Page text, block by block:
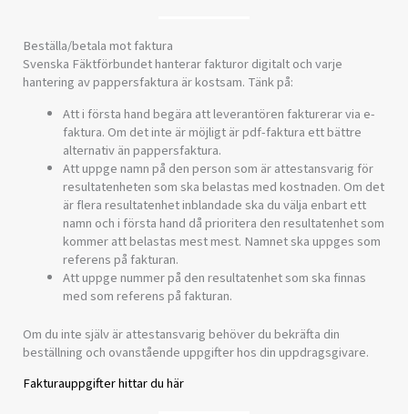
Beställa/betala mot faktura
Svenska Fäktförbundet hanterar fakturor digitalt och varje
hantering av pappersfaktura är kostsam. Tänk på:
Att i första hand begära att leverantören fakturerar via e-
faktura. Om det inte är möjligt är pdf-faktura ett bättre
alternativ än pappersfaktura.
Att uppge namn på den person som är attestansvarig för
resultatenheten som ska belastas med kostnaden. Om det
är flera resultatenhet inblandade ska du välja enbart ett
namn och i första hand då prioritera den resultatenhet som
kommer att belastas mest mest. Namnet ska uppges som
referens på fakturan.
Att uppge nummer på den resultatenhet som ska finnas
med som referens på fakturan.
Om du inte själv är attestansvarig behöver du bekräfta din
beställning och ovanstående uppgifter hos din uppdragsgivare.
Fakturauppgifter hittar du här